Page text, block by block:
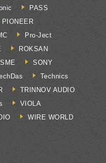
PASS
PIONEER
Pro-Ject
ROKSAN
SME
SONY
Technics
TRINNOV AUDIO
VIOLA
WIRE WORLD